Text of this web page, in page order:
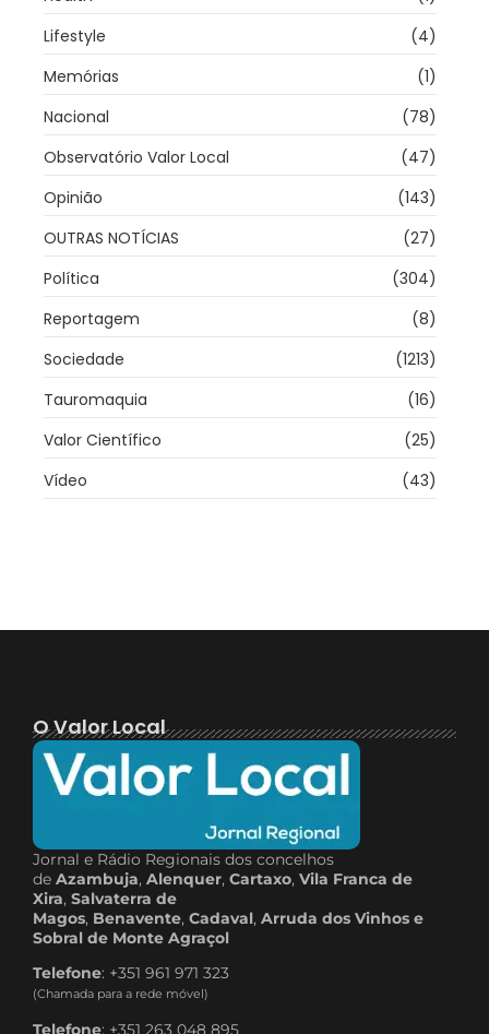
Lifestyle
(4)
Memórias
(1)
Nacional
(78)
Observatório Valor Local
(47)
Opinião
(143)
OUTRAS NOTÍCIAS
(27)
Política
(304)
Reportagem
(8)
Sociedade
(1213)
Tauromaquia
(16)
Valor Científico
(25)
Vídeo
(43)
O Valor Local
Jornal e Rádio Regionais dos concelhos
de Azambuja, Alenquer, Cartaxo, Vila Franca de
Xira, Salvaterra de
Magos, Benavente, Cadaval, Arruda dos Vinhos e
Sobral de Monte Agraçol
Telefone: +351 961 971 323
(Chamada para a rede móvel)
Telefone: +351 263 048 895